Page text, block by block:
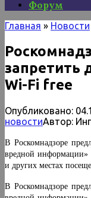
Форум
Главная » Новости
запретить
Wi-Fi free
Опубликовано:
новостиАвтор:
В Роскомнадзоре
вредной информации»
и других местах
В Роскомнадзоре